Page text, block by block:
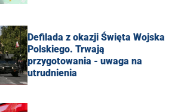
Defilada z okazji Święta Wojska
Polskiego. Trwają
przygotowania - uwaga na
utrudnienia